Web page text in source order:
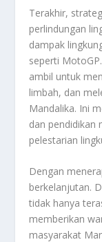
Terakhir,
perlindungan
dampak
seperti
ambil untuk
limbah, dan
Mandalika. Ini
dan pendidikan
pelestarian
Dengan
berkelanjutan.
tidak hanya
memberikan
masyarakat